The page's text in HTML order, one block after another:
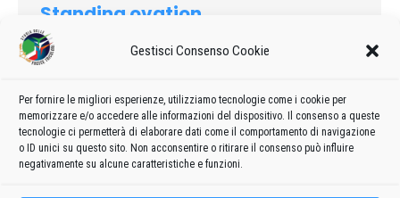
Gestisci Consenso Cookie
Per fornire le migliori esperienze, utilizziamo tecnologie come i cookie per
memorizzare e/o accedere alle informazioni del dispositivo. Il consenso a queste
tecnologie ci permetterà di elaborare dati come il comportamento di navigazione
o ID unici su questo sito. Non acconsentire o ritirare il consenso può influire
negativamente su alcune caratteristiche e funzioni.
Standing ovation
1986
Questa non è propriamente una storia di volo, ma forse le
avuti e ne hanno ancora moltissimi, uno come questo non lo
avevano mai ricevuto.